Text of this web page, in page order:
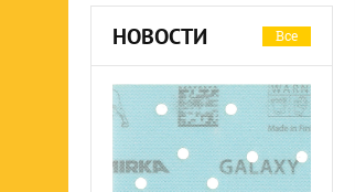
НОВОСТИ Все